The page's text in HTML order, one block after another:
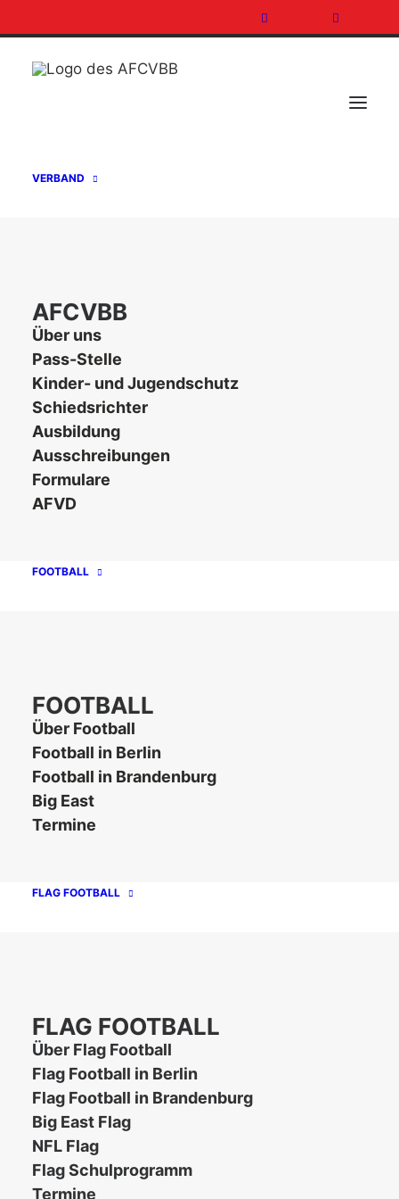
VERBAND
AFCVBB
Über uns
Pass-Stelle
Kinder- und Jugendschutz
Schiedsrichter
Ausbildung
Ausschreibungen
Formulare
AFVD
FOOTBALL
FOOTBALL
Über Football
Football in Berlin
Football in Brandenburg
Big East
Termine
FLAG FOOTBALL
FLAG FOOTBALL
Über Flag Football
Flag Football in Berlin
Flag Football in Brandenburg
Big East Flag
NFL Flag
Flag Schulprogramm
Termine
DOWNLOAD
Version
Download
Dateigrösse
Erstellungsdatum
Unsere Partner